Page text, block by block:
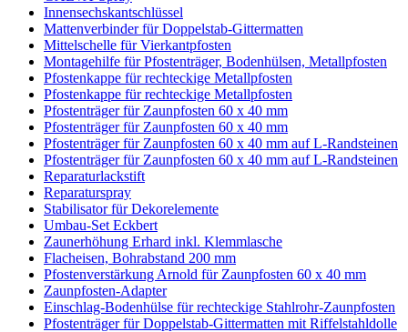
Innensechskantschlüssel
Mattenverbinder für Doppelstab-Gittermatten
Mittelschelle für Vierkantpfosten
Montagehilfe für Pfostenträger, Bodenhülsen, Metallpfosten
Pfostenkappe für rechteckige Metallpfosten
Pfostenkappe für rechteckige Metallpfosten
Pfostenträger für Zaunpfosten 60 x 40 mm
Pfostenträger für Zaunpfosten 60 x 40 mm
Pfostenträger für Zaunpfosten 60 x 40 mm auf L-Randsteinen
Pfostenträger für Zaunpfosten 60 x 40 mm auf L-Randsteinen
Reparaturlackstift
Reparaturspray
Stabilisator für Dekorelemente
Umbau-Set Eckbert
Zaunerhöhung Erhard inkl. Klemmlasche
Flacheisen, Bohrabstand 200 mm
Pfostenverstärkung Arnold für Zaunpfosten 60 x 40 mm
Zaunpfosten-Adapter
Einschlag-Bodenhülse für rechteckige Stahlrohr-Zaunpfosten
Pfostenträger für Doppelstab-Gittermatten mit Riffelstahldolle